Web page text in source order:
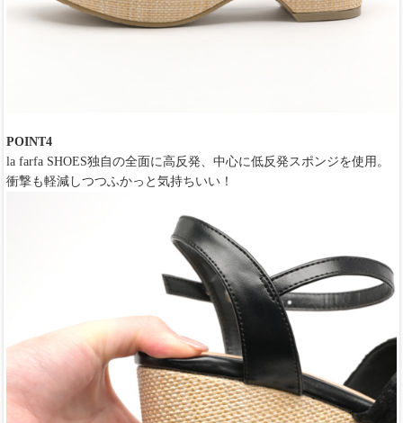
POINT4
la farfa SHOES独自の全面に高反発、中心に低反発スポンジを使用。
衝撃も軽減しつつふかっと気持ちいい！